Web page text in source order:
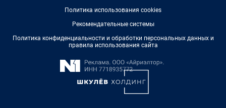
Политика использования cookies
Рекомендательные системы
Политика конфиденциальности и обработки персональных данных и
правила использования сайта